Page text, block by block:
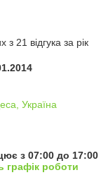
з 21 відгука за рік
Україна
з 07:00 до 17:00
графік роботи